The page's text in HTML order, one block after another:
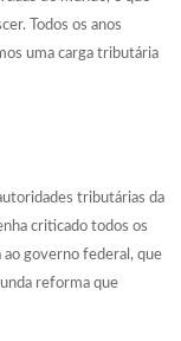
Todos os anos
uma carga tributária
tributárias da
criticado todos os
governo federal, que
reforma que